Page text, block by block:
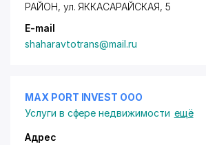
РАЙОН, ул. ЯККАСАРАЙСКАЯ, 5
E-mail
shaharavtotrans@mail.ru
MAX PORT INVEST ООО
Услуги в сфере недвижимости ещё
Адрес